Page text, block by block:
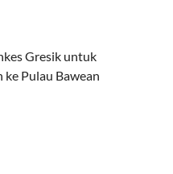
Gresik untuk
Pulau Bawean